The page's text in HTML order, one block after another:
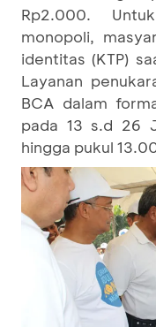
Rp2.000.
monopoli,
identitas (KTP)
Layanan
BCA dalam
pada 13 s.d 26
hingga pukul